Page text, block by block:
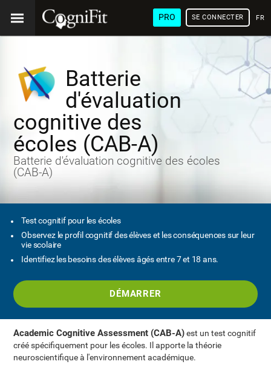
PRO SE CONNECTER
Batterie
d'évaluation
cognitive des
écoles (CAB-A)
Batterie d'évaluation cognitive des écoles
(CAB-A)
Test cognitif pour les écoles
Observez le profil cognitif des élèves et les conséquences sur leur
vie scolaire
Identifiez les besoins des élèves âgés entre 7 et 18 ans.
DÉMARRER
Academic Cognitive Assessment (CAB-A)est un test cognitif
créé spécifiquement pour les écoles. Il apporte la théorie
neuroscientifique à l'environnement académique.